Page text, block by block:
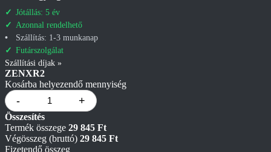
Jótállás: 5 év
Azonnal rendelhető
Szállítás: 1-3 munkanap
Futárszolgálat
Szállítási díjak »
ZENXR2
Kosárba helyezendő mennyiség
- +
Összesítés
Termék összege 29 845 Ft
Végösszeg (bruttó) 29 845 Ft
Fizetendő összeg